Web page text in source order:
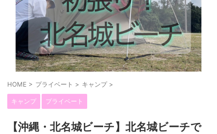
HOME > プライベート > キャンプ >
キャンプ プライベート
【沖縄・北名城ビーチ】北名城ビーチで